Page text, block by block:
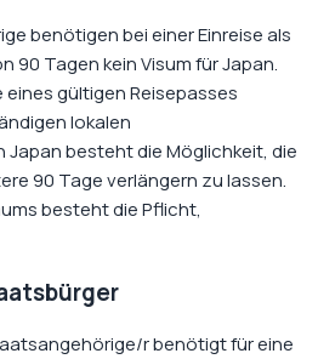
benötigen bei einer Einreise als
90 Tagen kein Visum für Japan.
eines gültigen Reisepasses
lokalen
Japan besteht die Möglichkeit, die
90 Tage verlängern zu lassen.
besteht die Pflicht,
r benötigt für eine